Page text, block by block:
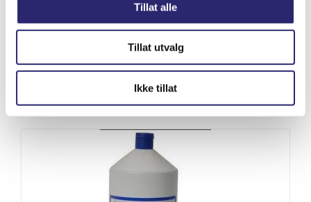
Tillat alle
Tillat utvalg
Ikke tillat
STARTER 10T 2.6KW
kr6,901.25 (ex mva:kr5,521.00)
Varenummer: els-5200-8538